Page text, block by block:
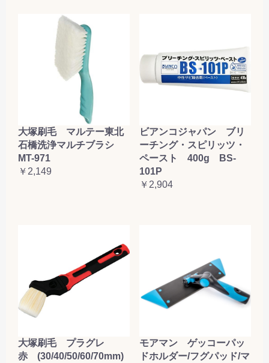
大塚刷毛 マルテー東北
石橋洗浄マルチブラシ
MT-971
￥2,149
ビアンコジャパン ブリ
ーチング・スピリッツ・
ペースト 400g BS-
101P
￥2,904
大塚刷毛 プラグレ
赤 (30/40/50/60/70mm)
モアマン ゲッコーパッ
ドホルダー/フグパッド/マ